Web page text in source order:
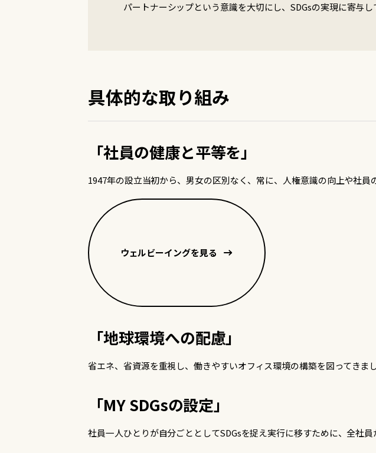
パートナーシップという意識を大切にし、SDGsの実現に寄与し
具体的な取り組み
「社員の健康と平等を」
1947年の設立当初から、男女の区別なく、常に、人権意識の向上や社
ウェルビーイングを見る
「地球環境への配慮」
省エネ、省資源を重視し、働きやすいオフィス環境の構築を図ってきま
「MY SDGsの設定」
社員一人ひとりが自分ごととしてSDGsを捉え実行に移すために、全社員